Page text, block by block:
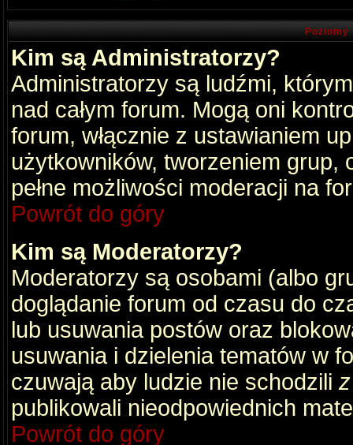
Kim są Administratorzy?
Administratorzy są ludźmi,
nad całym forum. Mogą oni
forum, włącznie z ustawianiem
użytkowników, tworzeniem grup,
pełne możliwości moderacji na
Powrót do góry
Kim są Moderatorzy?
Moderatorzy są osobami (albo
doglądanie forum od czasu do
lub usuwania postów oraz
usuwania i dzielenia tematów w
czuwają aby ludzie nie schodzili
publikowali nieodpowiednich
Powrót do góry